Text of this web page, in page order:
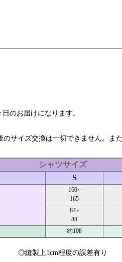
のお届けになります。
サイズ交換は一切できません。ま
シャツサイズ
S
160~
165
84~
88
約108
◎縫製上1cm程度の誤差有り